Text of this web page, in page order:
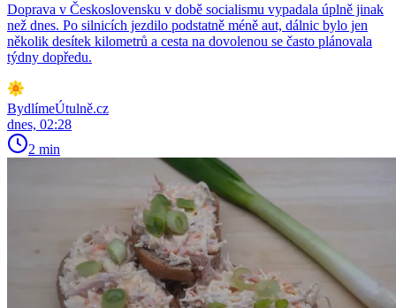
Doprava v Československu v době socialismu vypadala úplně jinak
než dnes. Po silnicích jezdilo podstatně méně aut, dálnic bylo jen
několik desítek kilometrů a cesta na dovolenou se často plánovala
týdny dopředu.
BydlímeÚtulně.cz
dnes, 02:28
2 min